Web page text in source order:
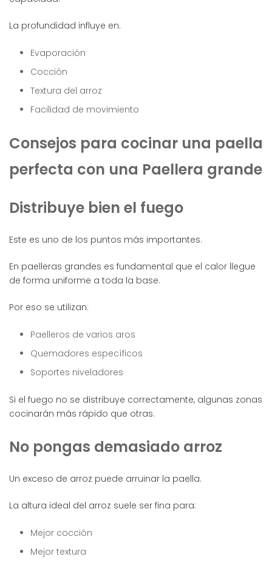
La profundidad influye en:
Evaporación
Cocción
Textura del arroz
Facilidad de movimiento
Consejos para cocinar una paella
perfecta con una Paellera grande
Distribuye bien el fuego
Este es uno de los puntos más importantes.
En paelleras grandes es fundamental que el calor llegue
de forma uniforme a toda la base.
Por eso se utilizan:
Paelleros de varios aros
Quemadores específicos
Soportes niveladores
Si el fuego no se distribuye correctamente, algunas zonas
cocinarán más rápido que otras.
No pongas demasiado arroz
Un exceso de arroz puede arruinar la paella.
La altura ideal del arroz suele ser fina para:
Mejor cocción
Mejor textura